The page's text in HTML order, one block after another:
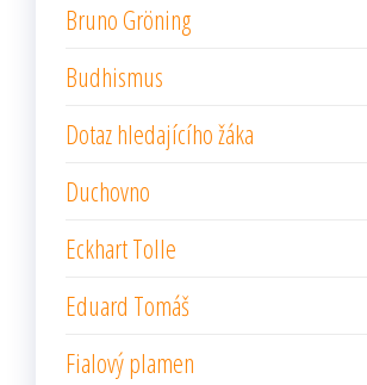
Bruno Gröning
Budhismus
Dotaz hledajícího žáka
Duchovno
Eckhart Tolle
Eduard Tomáš
Fialový plamen